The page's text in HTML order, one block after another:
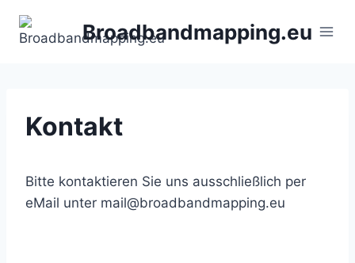
Inhalt
Broadbandmapping.eu
Kontakt
Bitte kontaktieren Sie uns ausschließlich per
eMail unter mail@broadbandmapping.eu